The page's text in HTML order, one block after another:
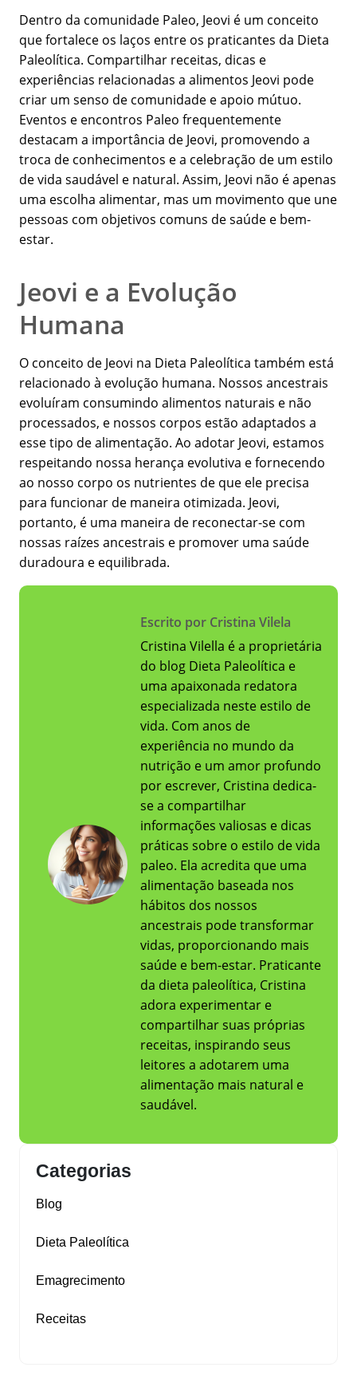
Dentro da comunidade Paleo, Jeovi é um conceito
que fortalece os laços entre os praticantes da Dieta
Paleolítica. Compartilhar receitas, dicas e
experiências relacionadas a alimentos Jeovi pode
criar um senso de comunidade e apoio mútuo.
Eventos e encontros Paleo frequentemente
destacam a importância de Jeovi, promovendo a
troca de conhecimentos e a celebração de um estilo
de vida saudável e natural. Assim, Jeovi não é apenas
uma escolha alimentar, mas um movimento que une
pessoas com objetivos comuns de saúde e bem-
estar.
Jeovi e a Evolução
Humana
O conceito de Jeovi na Dieta Paleolítica também está
relacionado à evolução humana. Nossos ancestrais
evoluíram consumindo alimentos naturais e não
processados, e nossos corpos estão adaptados a
esse tipo de alimentação. Ao adotar Jeovi, estamos
respeitando nossa herança evolutiva e fornecendo
ao nosso corpo os nutrientes de que ele precisa
para funcionar de maneira otimizada. Jeovi,
portanto, é uma maneira de reconectar-se com
nossas raízes ancestrais e promover uma saúde
duradoura e equilibrada.
Escrito por Cristina Vilela
Cristina Vilella é a proprietária
do blog Dieta Paleolítica e
uma apaixonada redatora
especializada neste estilo de
vida. Com anos de
experiência no mundo da
nutrição e um amor profundo
por escrever, Cristina dedica-
se a compartilhar
informações valiosas e dicas
práticas sobre o estilo de vida
paleo. Ela acredita que uma
alimentação baseada nos
hábitos dos nossos
ancestrais pode transformar
vidas, proporcionando mais
saúde e bem-estar. Praticante
da dieta paleolítica, Cristina
adora experimentar e
compartilhar suas próprias
receitas, inspirando seus
leitores a adotarem uma
alimentação mais natural e
saudável.
Categorias
Blog
Dieta Paleolítica
Emagrecimento
Receitas